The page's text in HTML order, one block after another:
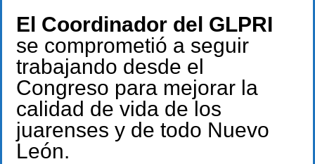
El Coordinador del GLPRI
se comprometió a seguir
trabajando desde el
Congreso para mejorar la
calidad de vida de los
juarenses y de todo Nuevo
León.